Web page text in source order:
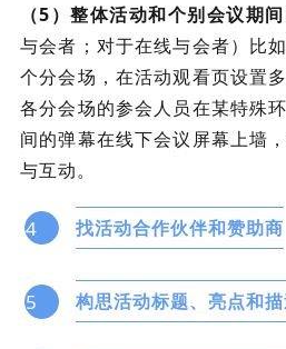
（5）整体活动和个别会议期
与会者；对于在线与会者）比
个分会场，在活动观看页设置
各分会场的参会人员在某特殊
间的弹幕在线下会议屏幕上墙
与互动。
4 找活动合作伙伴和赞助商
5 构思活动标题、亮点和